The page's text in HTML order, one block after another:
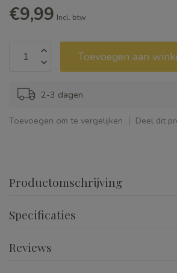
€9,99 Incl. btw
Toevoegen aan
2-3 dagen
Toevoegen om te vergelijken Deel dit
Productomschrijving
Specificaties
Reviews